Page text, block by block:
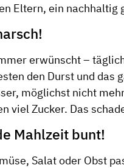
Eltern, ein nachhaltig
erwünscht –
den Durst und das
möglichst nicht
viel Zucker. Das
Mahlzeit bunt!
Salat oder Obst